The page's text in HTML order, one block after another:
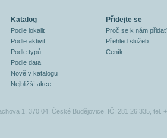
Katalog
Podle lokalit
Podle aktivit
Podle typů
Podle data
Nově v katalogu
Nejbližší akce
Přidejte se
Proč se k nám
Přehled služeb
Ceník
1, 370 04, České Budějovice, IČ: 281 26 335, tel.